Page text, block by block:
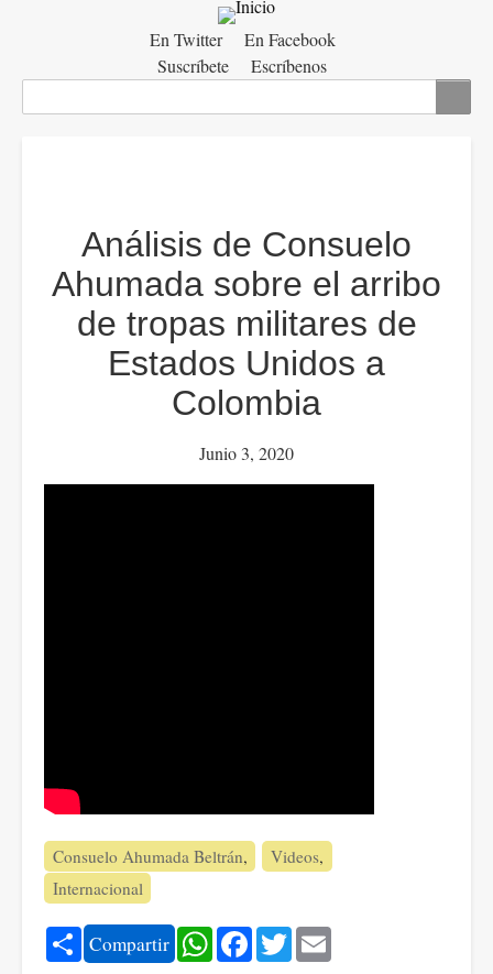
auxiliar
En Twitter
En Facebook
Suscríbete
Escríbenos
Análisis de Consuelo
Ahumada sobre el arribo
de tropas militares de
Estados Unidos a
Colombia
Junio 3, 2020
Consuelo Ahumada Beltrán
Videos
Internacional
Share
Compartir WhatsApp
Facebook
Twitter